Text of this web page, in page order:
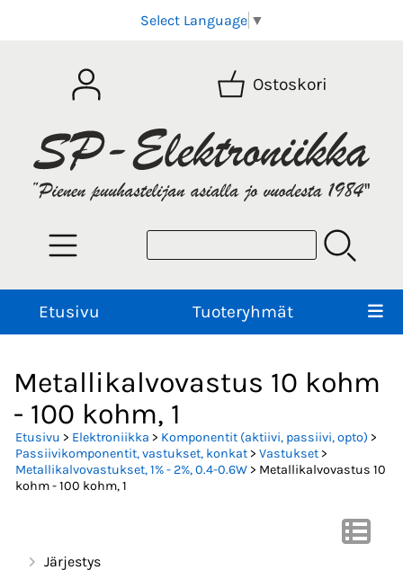
Select Language ▼
Ostoskori
Etusivu Tuoteryhmät
Metallikalvovastus 10 kohm
- 100 kohm, 1
Etusivu > Elektroniikka > Komponentit (aktiivi, passiivi, opto) >
Passiivikomponentit, vastukset, konkat> Vastukset>
Metallikalvovastukset, 1% - 2%, 0.4-0.6W> Metallikalvovastus 10
kohm - 100 kohm, 1
Järjestys